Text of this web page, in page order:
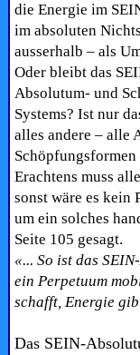
die Energie im
im absoluten
ausserhalb – als
Oder bleibt das
Absolutum- und
Systems? Ist nur
alles andere – alle
Erachtens muss
sonst wäre es kein
um ein solches
Seite 105 gesagt.
«... So ist das
ein Perpetuum
schafft, Energie
Das SEIN-